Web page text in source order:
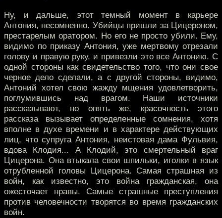
Ну, и дальше, этот темный момент в карьере
Антония, несомненно. Убийцы пришли за Цицероном,
престарелым оратором. Но его не просто убили. Ему,
видимо по приказу Антония, уже мертвому отрезали
голову и правую руку, и привезли это все Антонию. С
одной стороны как свидетельство того, что они свое
черное дело сделали, а с другой стороны, видимо,
Антоний хотел свою жажду мщения удовлетворить,
поглумившись над врагом. Наши источники
рассказывают, но опять же, красочность этого
рассказа вызывает определенные сомнения, хотя
вполне в духе времени и в характере действующих
лиц, что супруга Антония, неистовая дама Фульвия,
вдова Клодия... А Клодий, это смертельный враг
Цицерона. Она втыкала свои шпильки, иголки в язык
отрубленной головы Цицерона. Самая страшная из
войн, как известно, это война гражданская, она
ожесточает нравы. Самые страшные преступления
против человечности творятся во время гражданских
войн.